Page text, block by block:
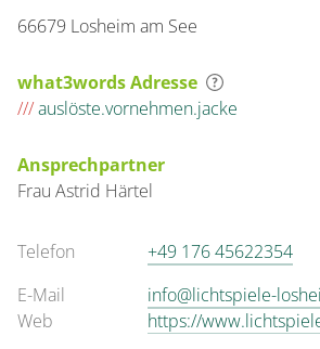
66679 Losheim am See
what3words Adresse
///auslöste.vornehmen.jacke
Ansprechpartner
Frau Astrid Härtel
Telefon
+49 176 45622354
E-Mail
info@lichtspiele-
Web
https://